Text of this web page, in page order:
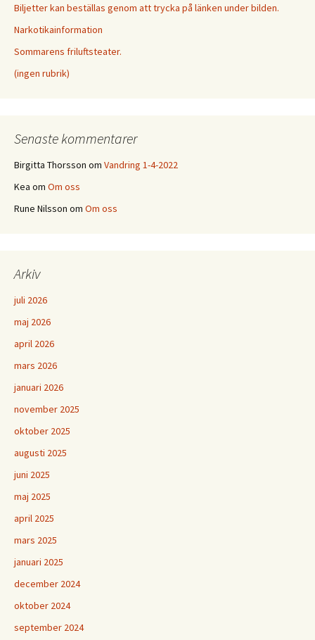
Biljetter kan beställas genom att trycka på länken under bilden.
Narkotikainformation
Sommarens friluftsteater.
(ingen rubrik)
Senaste kommentarer
Birgitta Thorsson om Vandring 1-4-2022
Kea om Om oss
Rune Nilsson om Om oss
Arkiv
juli 2026
maj 2026
april 2026
mars 2026
januari 2026
november 2025
oktober 2025
augusti 2025
juni 2025
maj 2025
april 2025
mars 2025
januari 2025
december 2024
oktober 2024
september 2024